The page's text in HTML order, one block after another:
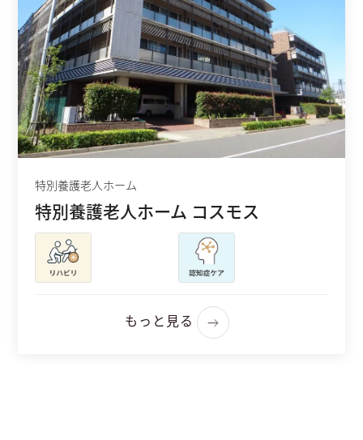
特別養護老人ホーム
特別養護老人ホーム コスモス
もっと見る